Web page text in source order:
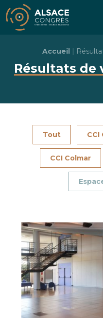
Alsace Congrès + de 40
Accueil |
Résultats de
Tout CCI
CCI Colmar
Espace Lumière / Le